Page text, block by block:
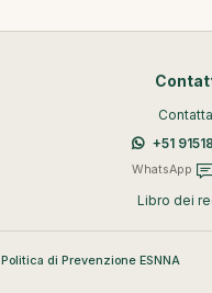
+51
WhatsApp
Libro dei
Politica di Prevenzione ESNNA